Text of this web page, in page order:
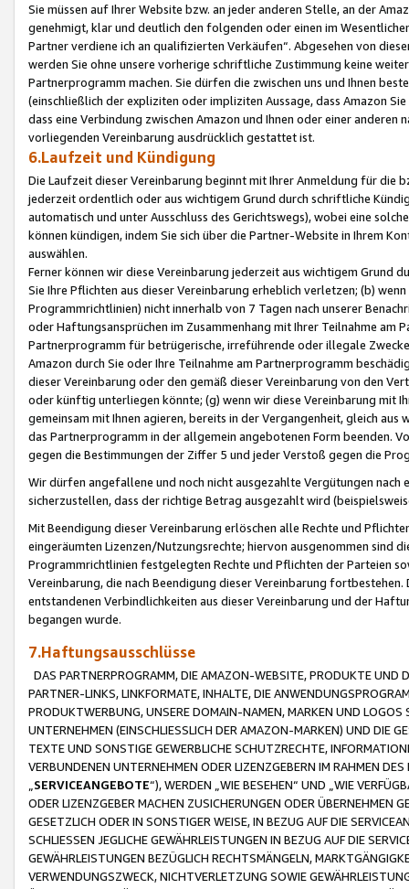
Sie müssen auf Ihrer Website bzw. an jeder anderen Stelle, an der
genehmigt, klar und deutlich den folgenden oder einen im
Partner verdiene ich an qualifizierten Verkäufen“. Abgesehen von
werden Sie ohne unsere vorherige schriftliche Zustimmung keine
Partnerprogramm machen. Sie dürfen die zwischen uns und Ihnen
(einschließlich der expliziten oder impliziten Aussage, dass Amazon
dass eine Verbindung zwischen Amazon und Ihnen oder einer
vorliegenden Vereinbarung ausdrücklich gestattet ist.
6.Laufzeit und Kündigung
Die Laufzeit dieser Vereinbarung beginnt mit Ihrer Anmeldung für die
jederzeit ordentlich oder aus wichtigem Grund durch schriftliche
automatisch und unter Ausschluss des Gerichtswegs), wobei eine
können kündigen, indem Sie sich über die Partner-Website in Ihrem
auswählen.
Ferner können wir diese Vereinbarung jederzeit aus wichtigem Grund
Sie Ihre Pflichten aus dieser Vereinbarung erheblich verletzen; (b)
Programmrichtlinien) nicht innerhalb von 7 Tagen nach unserer
oder Haftungsansprüchen im Zusammenhang mit Ihrer Teilnahme am
Partnerprogramm für betrügerische, irreführende oder illegale
Amazon durch Sie oder Ihre Teilnahme am Partnerprogramm
dieser Vereinbarung oder den gemäß dieser Vereinbarung von den
oder künftig unterliegen könnte; (g) wenn wir diese Vereinbarung mit
gemeinsam mit Ihnen agieren, bereits in der Vergangenheit, gleich
das Partnerprogramm in der allgemein angebotenen Form beenden.
gegen die Bestimmungen der Ziffer 5 und jeder Verstoß gegen die
Wir dürfen angefallene und noch nicht ausgezahlte Vergütungen
sicherzustellen, dass der richtige Betrag ausgezahlt wird
Mit Beendigung dieser Vereinbarung erlöschen alle Rechte und
eingeräumten Lizenzen/Nutzungsrechte; hiervon ausgenommen sind
Programmrichtlinien festgelegten Rechte und Pflichten der Parteien
Vereinbarung, die nach Beendigung dieser Vereinbarung
entstandenen Verbindlichkeiten aus dieser Vereinbarung und der
begangen wurde.
7.Haftungsausschlüsse
DAS PARTNERPROGRAMM, DIE AMAZON-WEBSITE, PRODUKTE UND
PARTNER-LINKS, LINKFORMATE, INHALTE, DIE
PRODUKTWERBUNG, UNSERE DOMAIN-NAMEN, MARKEN UND
UNTERNEHMEN (EINSCHLIESSLICH DER AMAZON-MARKEN) UND DIE
TEXTE UND SONSTIGE GEWERBLICHE SCHUTZRECHTE,
VERBUNDENEN UNTERNEHMEN ODER LIZENZGEBERN IM RAHMEN
SERVICEANGEBOTE“), WERDEN „WIE BESEHEN“ UND „WIE
ODER LIZENZGEBER MACHEN ZUSICHERUNGEN ODER ÜBERNEHMEN
GESETZLICH ODER IN SONSTIGER WEISE, IN BEZUG AUF DIE
SCHLIESSEN JEGLICHE GEWÄHRLEISTUNGEN IN BEZUG AUF DIE
GEWÄHRLEISTUNGEN BEZÜGLICH RECHTSMÄNGELN,
VERWENDUNGSZWECK, NICHTVERLETZUNG SOWIE